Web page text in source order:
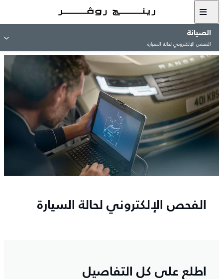
الصيانة
الفحص الإلكتروني لحالة السيارة
الفحص الإلكتروني لحالة السيارة
اطلع على كل التفاصيل